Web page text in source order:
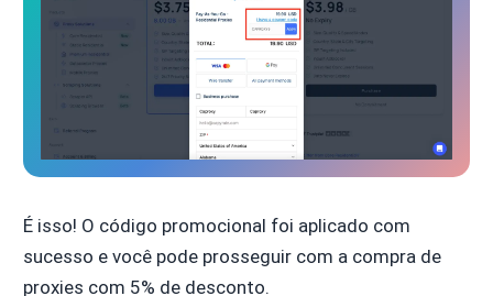
É isso! O código promocional foi aplicado com
sucesso e você pode prosseguir com a compra de
proxies com 5% de desconto.